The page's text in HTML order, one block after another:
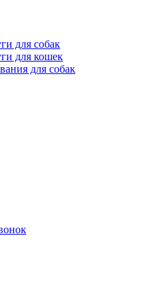
для собак
для кошек
для собак